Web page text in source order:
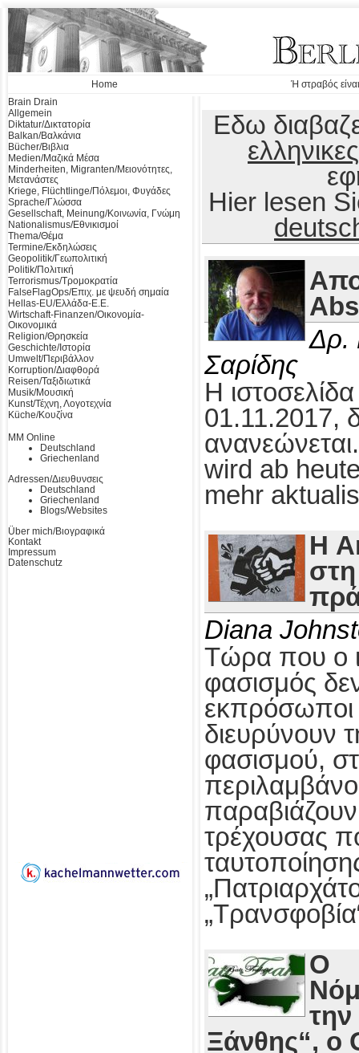
Home
Ή στραβός
Brain Drain
Allgemein
Diktatur/Δικτατορία
Balkan/Βαλκάνια
Bücher/Βιβλια
Medien/Μαζικά Μέσα
Minderheiten, Migranten/Μειονότητες,
Μετανάστες
Kriege, Flüchtlinge/Πόλεμοι, Φυγάδες
Sprache/Γλώσσα
Gesellschaft, Meinung/Κοινωνία, Γνώμη
Nationalismus/Εθνικισμοί
Thema/Θέμα
Termine/Εκδηλώσεις
Geopolitik/Γεωπολιτική
Politik/Πολιτική
Terrorismus/Τρομοκρατία
FalseFlagOps/Επιχ. με ψευδή σημαία
Hellas-EU/Ελλάδα-Ε.Ε.
Wirtschaft-Finanzen/Οικονομία-
Οικονομικά
Religion/Θρησκεία
Geschichte/Ιστορία
Umwelt/Περιβάλλον
Korruption/Διαφθορά
Reisen/Ταξιδιωτικά
Musik/Μουσική
Kunst/Τέχνη, Λογοτεχνία
Küche/Κουζίνα
MM Online
Deutschland
Griechenland
Adressen/Διευθυνσεις
Deutschland
Griechenland
Blogs/Websites
Über mich/Βιογραφικά
Kontakt
Impressum
Datenschutz
Εδω
ελληνικες
Hier lesen
Δρ.
Σαρίδης
Η
01.11.2017,
wird ab
mehr
Η
Diana
Τώρα που ο
φασισμός
εκπρόσωποι
διευρύνουν
φασισμού,
τρέχουσας
Ο
Ξάνθης“, ο